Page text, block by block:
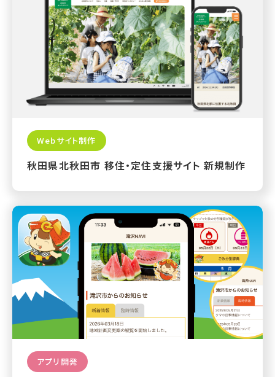
Webサイト制作
秋田県北秋田市 移住・定住支援サイト 新規制作
アプリ開発